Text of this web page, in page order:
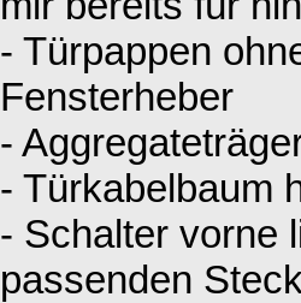
Ich habe mein Passwort
vergessen
- Türpappen
Fensterheber
-
- Türkabelbaum
- Schalter vorne
passenden